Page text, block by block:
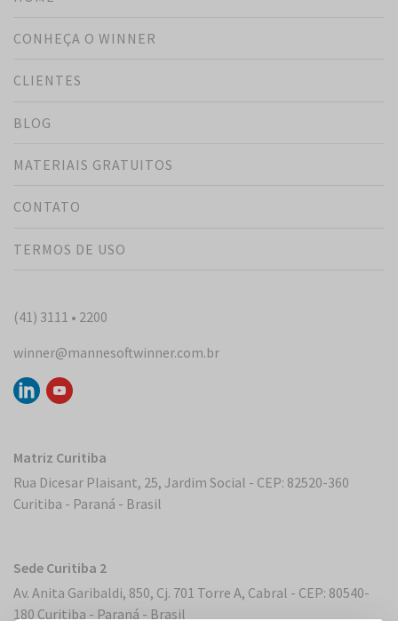
CONHEÇA O WINNER
CLIENTES
BLOG
MATERIAIS GRATUITOS
CONTATO
TERMOS DE USO
(41) 3111 • 2200
winner@mannesoftwinner.com.br
Matriz Curitiba
Rua Dicesar Plaisant, 25, Jardim Social - CEP: 82520-360
Curitiba - Paraná - Brasil
Sede Curitiba 2
Av. Anita Garibaldi, 850, Cj. 701 Torre A, Cabral - CEP: 80540-
180 Curitiba - Paraná - Brasil